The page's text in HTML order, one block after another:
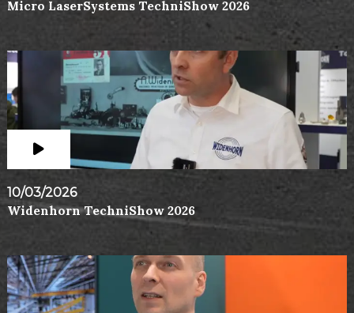
Micro LaserSystems TechniShow 2026
10/03/2026
Widenhorn TechniShow 2026